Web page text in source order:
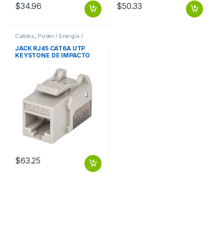
$34.96 $50.33
Cables Poder / Energía /
Alimentación
JACK RJ45 CAT6A UTP
KEYSTONE DE IMPACTO
$63.25